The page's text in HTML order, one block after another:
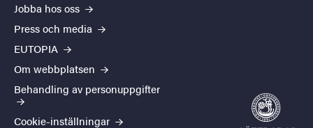
Jobba hos oss
Press och media
EUTOPIA
Om webbplatsen
Behandling av personuppgifter
Cookie-inställningar